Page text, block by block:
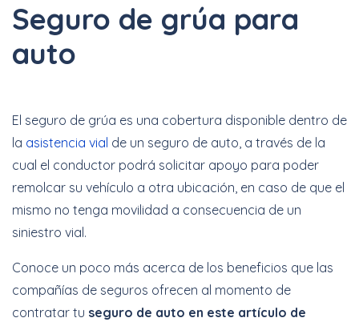
Hasta 40% + 6 y 12
Meses Sin Intereses
Cotizar Ahora
descuentos + 6 y 12
Meses Sin Intereses
Seguro de grúa para
auto
El seguro de grúa es una cobertura disponible dentro de
la asistencia vial de un seguro de auto, a través de la
cual el conductor podrá solicitar apoyo para poder
remolcar su vehículo a otra ubicación, en caso de que el
mismo no tenga movilidad a consecuencia de un
siniestro vial.
Conoce un poco más acerca de los beneficios que las
compañías de seguros ofrecen al momento de
contratar tu seguro de auto en este artículo de